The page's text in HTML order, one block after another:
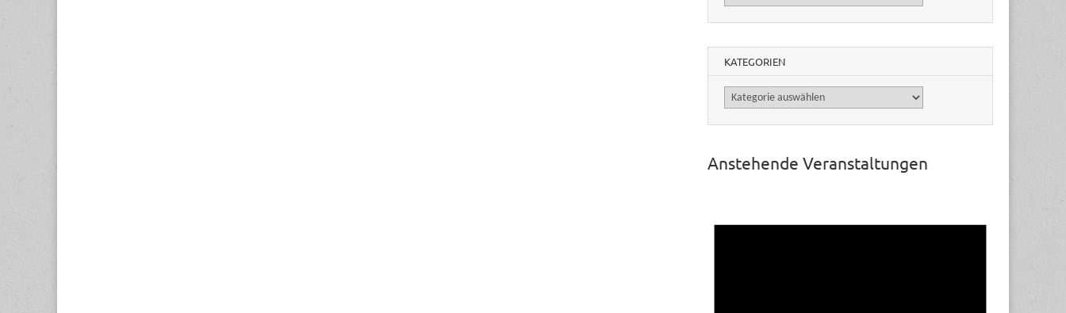
KATEGORIEN
Kategorien
Anstehende Veranstaltungen